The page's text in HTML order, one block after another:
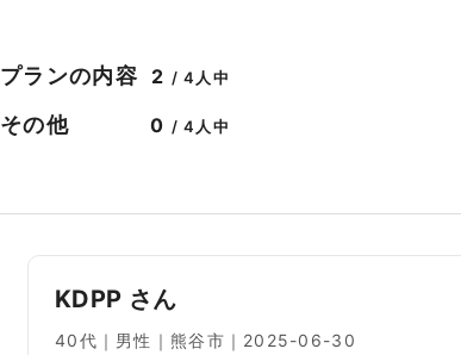
プランの内容 2 / 4人中
その他 0 / 4人中
KDPP さん
40代｜男性｜熊谷市｜2025-06-30